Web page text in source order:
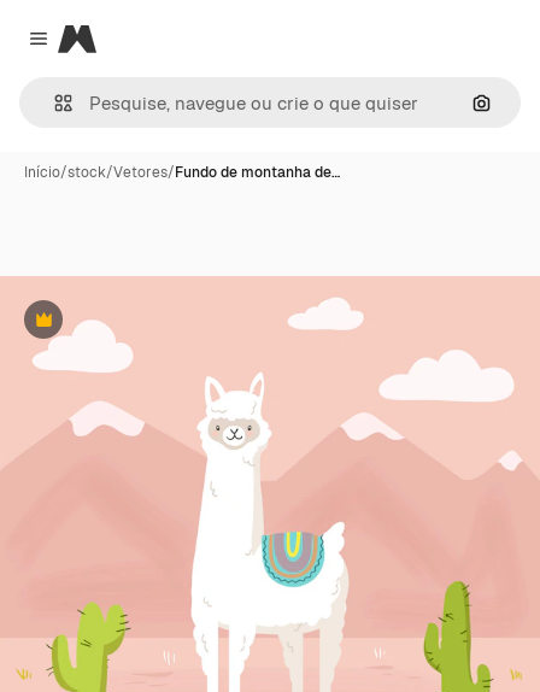
Close menu
Magnific
Início/stock/Vetores/Fundo de montanha de…
Premium